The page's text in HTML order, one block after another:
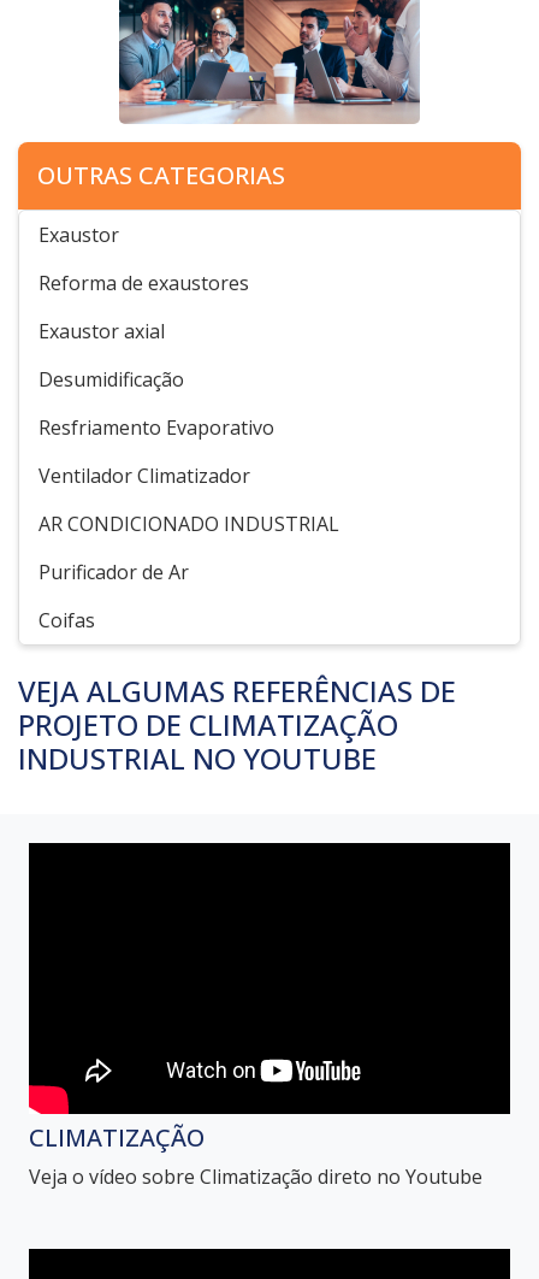
OUTRAS CATEGORIAS
Exaustor
Reforma de exaustores
Exaustor axial
Desumidificação
Resfriamento Evaporativo
Ventilador Climatizador
AR CONDICIONADO INDUSTRIAL
Purificador de Ar
Coifas
VEJA ALGUMAS REFERÊNCIAS DE
PROJETO DE CLIMATIZAÇÃO
INDUSTRIAL NO YOUTUBE
CLIMATIZAÇÃO
Veja o vídeo sobre Climatização direto no Youtube